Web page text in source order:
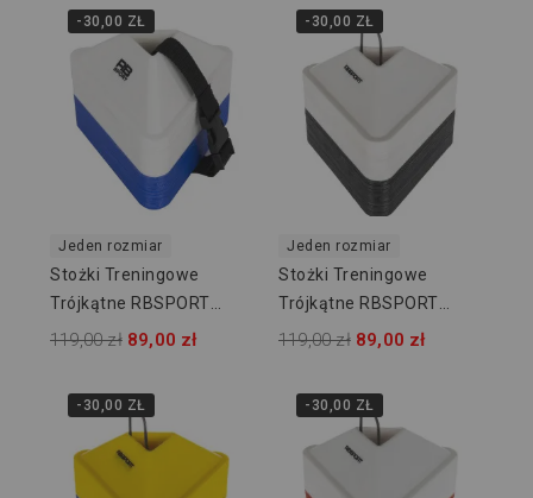
-30,00 ZŁ
Jeden rozmiar
Stożki Treningowe
Trójkątne RBSPORT
RB54150BW - 50 Szt
119,00 zł 89,00 zł
-30,00 ZŁ
Jeden rozmiar
Stożki Treningowe
Trójkątne RBSPORT
RB54150WBLK - 50 Szt
119,00 zł 89,00 zł
-30,00 ZŁ -30,00 ZŁ